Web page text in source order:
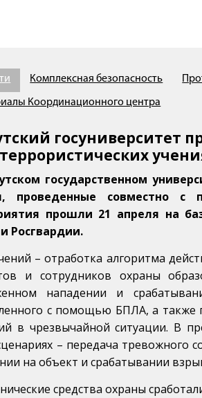
Комплексная безопасность
Координационного центра
госуниверситет
государственном
проведенные совместно с
прошли 21 апреля на
Росгвардии.
– отработка алгоритма
и сотрудников охраны
нападении и
с помощью БПЛА, а также
в чрезвычайной ситуации. В
– передача тревожного
на объект и срабатывании
средства охраны